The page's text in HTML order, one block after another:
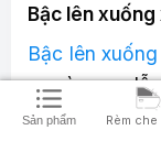
Bậc lên
Bậc lên
ra vào xe dễ
đẳng cấp và
Sản phẩm Rèm che